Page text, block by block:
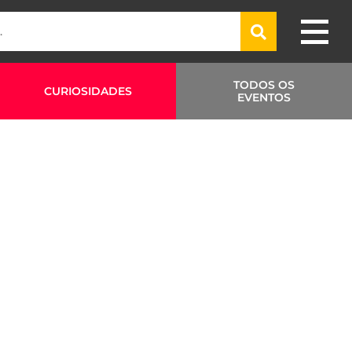
CURIOSIDADES
TODOS OS
EVENTOS